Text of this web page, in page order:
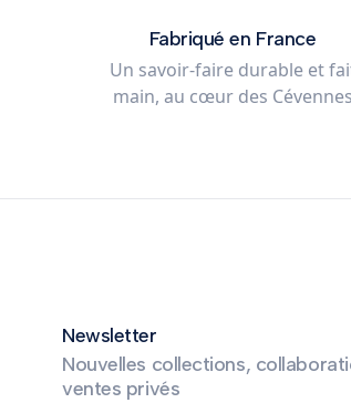
Fabriqué en France
Un savoir-faire durable et
main, au cœur des Cévennes
Newsletter
Nouvelles collections,
ventes privés